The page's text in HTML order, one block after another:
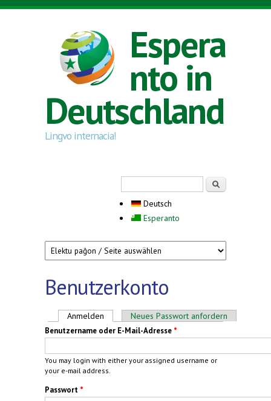
Direkt zum Inhalt
Espera
nto in
Deutschland
Lingvo internacia!
Deutsch
Esperanto
Benutzerkonto
Haupt-Reiter
Anmelden (aktiver Reiter)
Neues Passwort anfordern
Benutzername oder E-Mail-Adresse *
You may login with either your assigned username or
your e-mail address.
Passwort *